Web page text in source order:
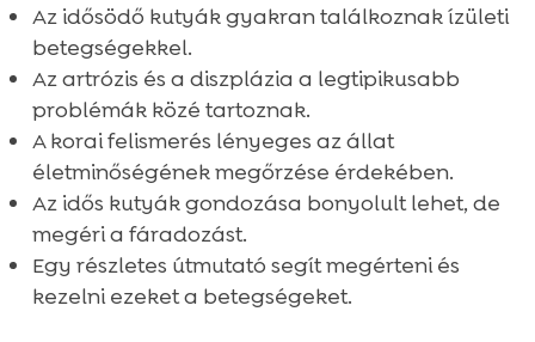
 Idős kutya étrendje és táplálékkiegészítők
Idős kutya mozgása megfelelő ízületi
kezelés mellett
Kutyakozmetika és ápolás idős kutyák
esetében

Ízületi betegségek gyógyszeres kezelési
lehetőségei
 Idős kutya ízületi betegségek és környezeti
hatások
Az idősödő kutyák gyakran találkoznak ízületi
betegségekkel.
Az artrózis és a diszplázia a legtipikusabb
problémák közé tartoznak.
A korai felismerés lényeges az állat
életminőségének megőrzése érdekében.
Az idős kutyák gondozása bonyolult lehet, de
megéri a fáradozást.
Egy részletes útmutató segít megérteni és
kezelni ezeket a betegségeket.